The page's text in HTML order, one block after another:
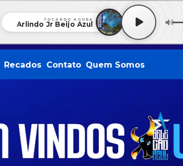
TOCANDO AGORA
Arlindo Jr Beijo Azul
Recados Contato Quem Somos